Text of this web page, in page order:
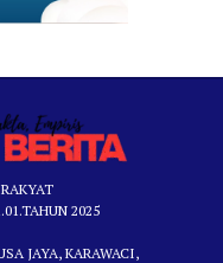
2025
JAYA, KARAWACI,